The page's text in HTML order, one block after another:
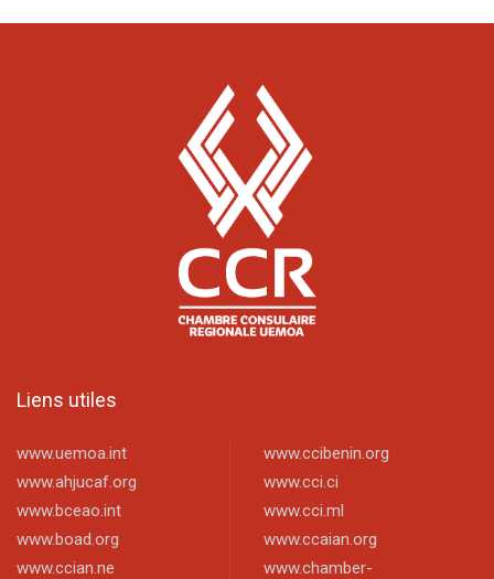
Liens utiles
www.uemoa.int
www.ahjucaf.org
www.bceao.int
www.boad.org
www.ccian.ne
www.ccibenin.org
www.cci.ci
www.cci.ml
www.ccaian.org
www.chamber-